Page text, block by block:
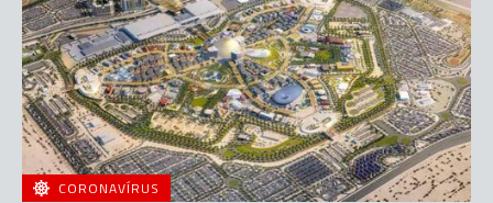
CORONAVÍRUS